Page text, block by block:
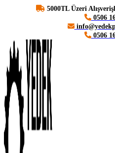
5000TL Üzeri
0506
0506